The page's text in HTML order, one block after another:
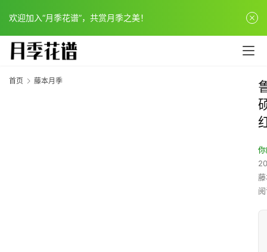
欢迎加入“月季花谱”，共赏月季之美！
首页 藤本月季